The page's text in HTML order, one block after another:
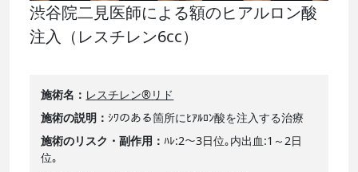
渋谷院二見医師による額のヒアルロン酸
注入（レスチレン6cc）
施術名
レスチレン®リド
施術の説明
ｼﾜのある箇所にﾋｱﾙﾛﾝ酸を注入する治療
施術のリスク・副作用
ﾊﾚ:2～3日位｡内出血:1～2日
位｡